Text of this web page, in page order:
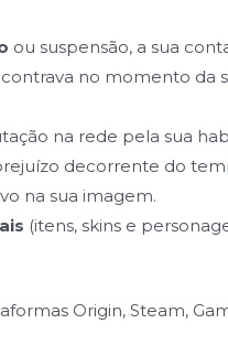
ou suspensão, a sua
no momento da
na rede pela sua
decorrente do
na sua imagem.
(itens, skins e
Origin, Steam,